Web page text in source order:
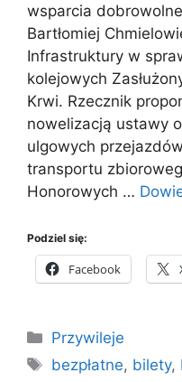
wsparcia
Bartłomiej
Infrastruktury w
kolejowych
Krwi. Rzecznik
nowelizacją ustawy
ulgowych
transportu
Honorowych …
Podziel się:
Facebook
Kategorie
Przywileje
Tagi
bezpłatne, bilety,